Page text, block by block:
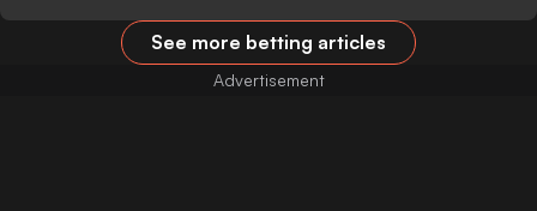
See more betting articles